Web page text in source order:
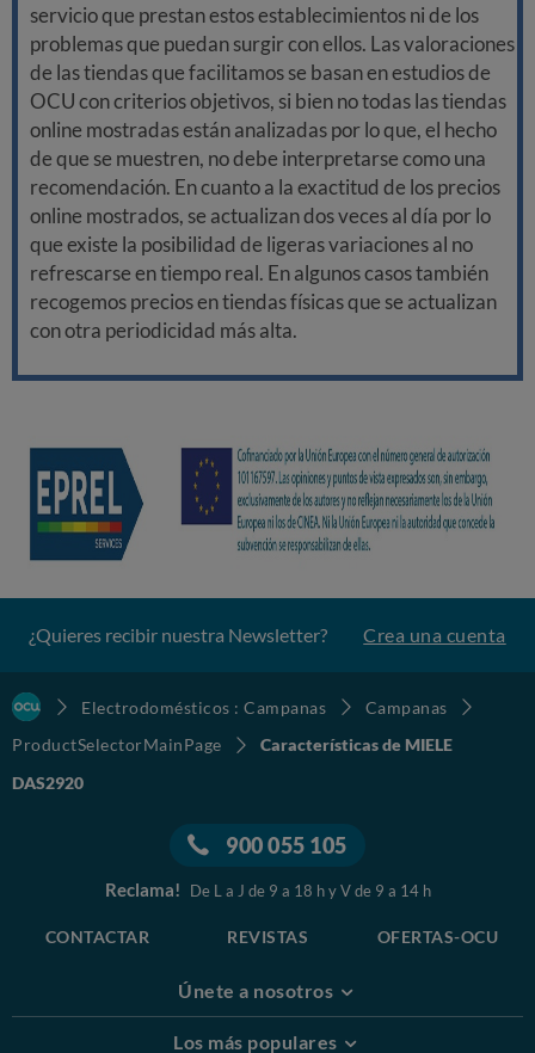
servicio que prestan estos establecimientos ni de los
problemas que puedan surgir con ellos. Las valoraciones
de las tiendas que facilitamos se basan en estudios de
OCU con criterios objetivos, si bien no todas las tiendas
online mostradas están analizadas por lo que, el hecho
de que se muestren, no debe interpretarse como una
recomendación. En cuanto a la exactitud de los precios
online mostrados, se actualizan dos veces al día por lo
que existe la posibilidad de ligeras variaciones al no
refrescarse en tiempo real. En algunos casos también
recogemos precios en tiendas físicas que se actualizan
con otra periodicidad más alta.
¿Quieres recibir nuestra Newsletter? Crea una cuenta
Electrodomésticos : Campanas
Campanas
ProductSelectorMainPage
Características de MIELE
DAS2920
900 055 105
Reclama! De L a J de 9 a 18 h y V de 9 a 14 h
CONTACTAR REVISTAS OFERTAS-OCU
Únete a nosotros
Los más populares